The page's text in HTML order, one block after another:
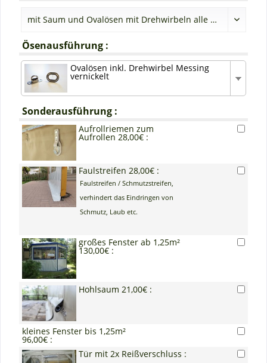
Ösenausführung :
Ovalösen inkl. Drehwirbel Messing
vernickelt
Sonderausführung :
Aufrollriemen zum
Aufrollen 28,00€ :
Faulstreifen 28,00€ :
Faulstreifen / Schmutzstreifen,
verhindert das Eindringen von
Schmutz, Laub etc.
großes Fenster ab 1,25m²
130,00€ :
Hohlsaum 21,00€ :
kleines Fenster bis 1,25m²
96,00€ :
Tür mit 2x Reißverschluss :